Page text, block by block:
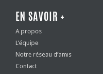
EN SAVOIR +
A propos
L’équipe
Notre réseau d’amis
Contact